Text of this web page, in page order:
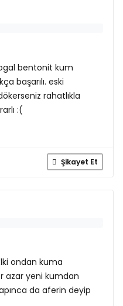
bentonit kum
başarılı. eski
rahatlıkla
:(
Şikayet Et
ondan kuma
azar yeni kumdan
da aferin deyip